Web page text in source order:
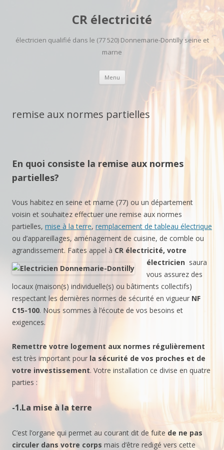
CR électricité
électricien qualifié dans le (77 520) Donnemarie-Dontilly seine et
marne
Menu
contenu
principal
remise aux normes partielles
En quoi consiste la remise aux normes
partielles?
Vous habitez en seine et marne (77) ou un département
voisin et souhaitez effectuer une remise aux normes
partielles, mise à la terre, remplacement de tableau électrique
ou d’appareillages, aménagement de cuisine, de comble ou
agrandissement. Faites appel à CR électricité, votre
électricien saura
vous assurez des
locaux (maison(s) individuelle(s) ou bâtiments collectifs)
respectant les dernières normes de sécurité en vigueur NF
C15-100. Nous sommes à l’écoute de vos besoins et
exigences.
Remettre votre logement aux normes régulièrement
est très important pour la sécurité de vos proches et de
votre investissement. Votre installation ce divise en quatre
parties :
-1.La mise à la terre
C’est l’organe qui permet au courant dit de fuite de ne pas
circuler dans votre corps mais d’être redigé vers cette